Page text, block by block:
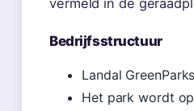
vermeld in de
Bedrijfsstructuur
Landal
Het park wordt